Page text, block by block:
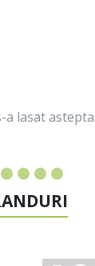
a lasat